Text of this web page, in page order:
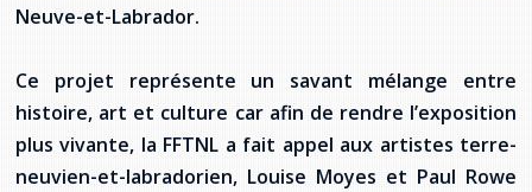
Pamela Tucker
Anastasia Knudsen
Neuve-et-Labrador.
Ce projet représente un savant mélange entre
histoire, art et culture car afin de rendre l’exposition
plus vivante, la FFTNL a fait appel aux artistes terre-
neuvien-et-labradorien, Louise Moyes et Paul Rowe